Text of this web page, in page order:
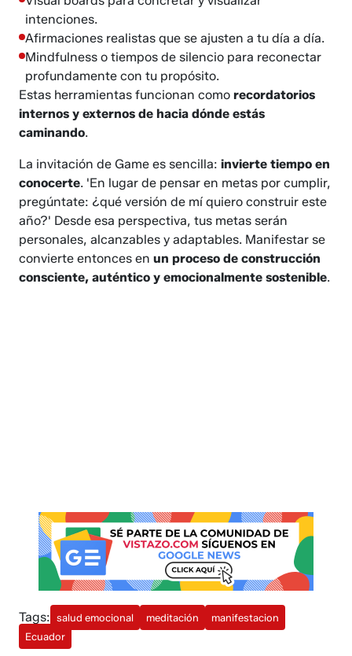
intenciones.
Afirmaciones realistas que se ajusten a tu día a día.
Mindfulness o tiempos de silencio para reconectar
profundamente con tu propósito.
Estas herramientas funcionan comorecordatorios
internos y externos de hacia dónde estás
caminando.
La invitación de Game es sencilla:invierte tiempo en
conocerte. 'En lugar de pensar en metas por cumplir,
pregúntate: ¿qué versión de mí quiero construir este
año?' Desde esa perspectiva, tus metas serán
personales, alcanzables y adaptables. Manifestar se
convierte entonces enun proceso de construcción
consciente, auténtico y emocionalmente sostenible.
Tags: salud emocional meditación
manifestacion
Ecuador